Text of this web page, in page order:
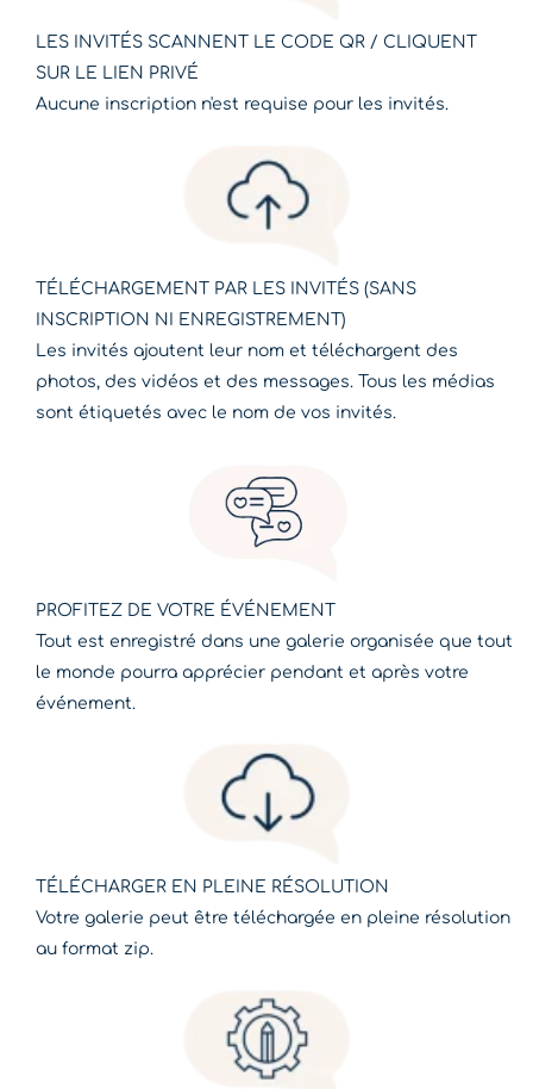
LES INVITÉS SCANNENT LE CODE QR / CLIQUENT
SUR LE LIEN PRIVÉ
Aucune inscription n'est requise pour les invités.
TÉLÉCHARGEMENT PAR LES INVITÉS (SANS
INSCRIPTION NI ENREGISTREMENT)
Les invités ajoutent leur nom et téléchargent des
photos, des vidéos et des messages. Tous les médias
sont étiquetés avec le nom de vos invités.
PROFITEZ DE VOTRE ÉVÉNEMENT
Tout est enregistré dans une galerie organisée que tout
le monde pourra apprécier pendant et après votre
événement.
TÉLÉCHARGER EN PLEINE RÉSOLUTION
Votre galerie peut être téléchargée en pleine résolution
au format zip.